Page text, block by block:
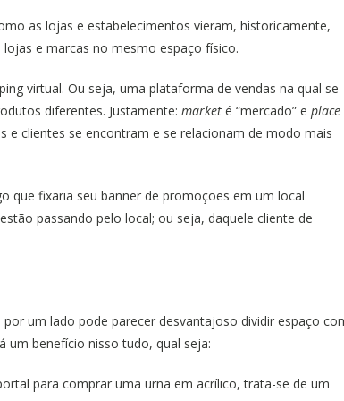
as lojas e estabelecimentos vieram, historicamente,
e marcas no mesmo espaço físico.
virtual. Ou seja, uma plataforma de vendas na qual se
diferentes. Justamente: market é “mercado” e place
e clientes se encontram e se relacionam de modo mais
fixaria seu banner de promoções em um local
passando pelo local; ou seja, daquele cliente de
um lado pode parecer desvantajoso dividir espaço
um benefício nisso tudo, qual seja:
para comprar uma urna em acrílico, trata-se de um